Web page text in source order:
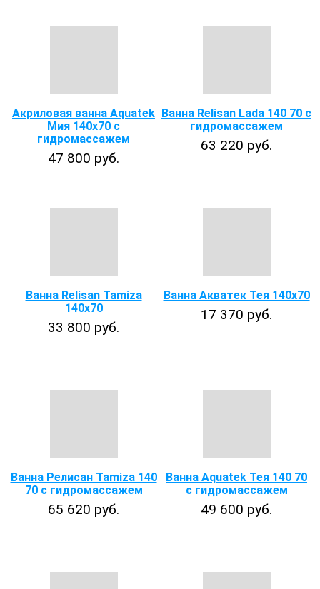
Акриловая ванна Aquatek
Мия 140x70 с
гидромассажем
47 800 руб.
Ванна Relisan Lada 140 70 с
гидромассажем
63 220 руб.
Ванна Relisan Tamiza
140x70
33 800 руб.
Ванна Акватек Тея 140х70
17 370 руб.
Ванна Релисан Tamiza 140
70 с гидромассажем
65 620 руб.
Ванна Aquatek Тея 140 70
с гидромассажем
49 600 руб.